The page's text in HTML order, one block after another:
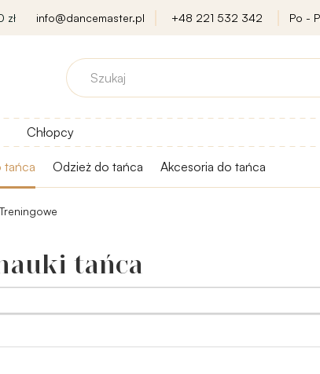
zł info@dancemaster.pl +48 221 532 342 Po -
Chłopcy
tańca Odzież do tańca Akcesoria do tańca
Treningowe
tańca